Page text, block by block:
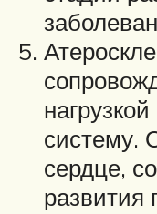
систему.
сердце,
развития